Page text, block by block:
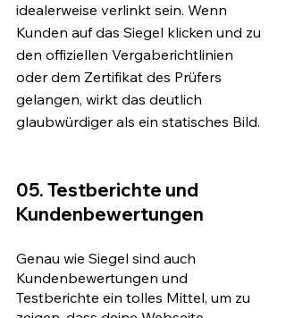
idealerweise verlinkt sein. Wenn
Kunden auf das Siegel klicken und zu
den offiziellen Vergaberichtlinien
oder dem Zertifikat des Prüfers
gelangen, wirkt das deutlich
glaubwürdiger als ein statisches Bild.
05. Testberichte und
Kundenbewertungen
Genau wie Siegel sind auch
Kundenbewertungen und
Testberichte ein tolles Mittel, um zu